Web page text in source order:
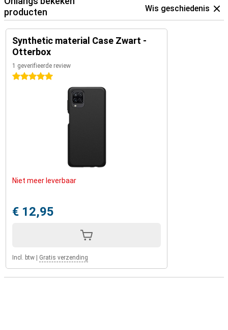
producten
Wis geschiedenis
Synthetic material Case Zwart -
Otterbox
1 geverifieerde review
5 sterren
Niet meer leverbaar
€ 12,95
Incl. btw Gratis verzending